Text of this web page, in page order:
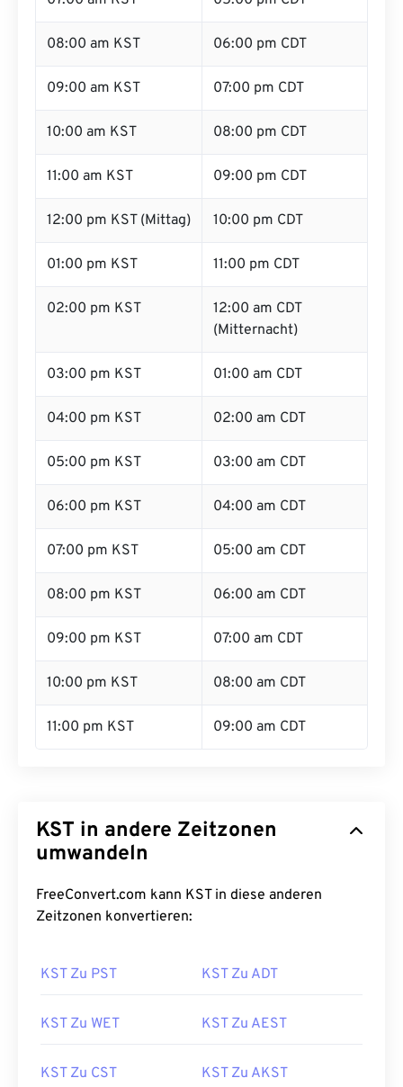
08:00 am KST 06:00 pm CDT
09:00 am KST 07:00 pm CDT
10:00 am KST 08:00 pm CDT
11:00 am KST 09:00 pm CDT
12:00 pm KST (Mittag) 10:00 pm CDT
01:00 pm KST 11:00 pm CDT
02:00 pm KST
12:00 am CDT
(Mitternacht)
03:00 pm KST 01:00 am CDT
04:00 pm KST 02:00 am CDT
05:00 pm KST 03:00 am CDT
06:00 pm KST 04:00 am CDT
07:00 pm KST 05:00 am CDT
08:00 pm KST 06:00 am CDT
09:00 pm KST 07:00 am CDT
10:00 pm KST 08:00 am CDT
11:00 pm KST 09:00 am CDT
KST in andere Zeitzonen
umwandeln
FreeConvert.com kann KST in diese anderen
Zeitzonen konvertieren:
KST Zu PST KST Zu ADT
KST Zu WET KST Zu AEST
KST Zu CST KST Zu AKST